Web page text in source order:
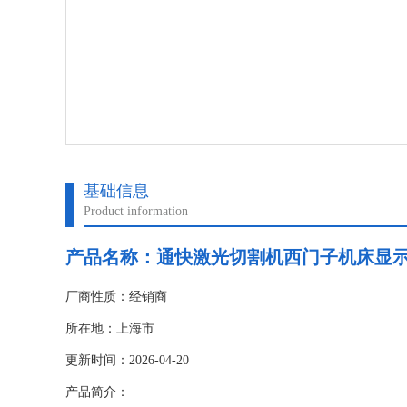
基础信息
Product information
产品名称： 通快激光切割机西门子机床显
厂商性质：经销商
所在地：上海市
更新时间：2026-04-20
产品简介：